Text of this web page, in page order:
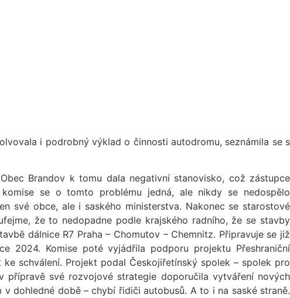
i podrobný výklad o činnosti autodromu, seznámila se s
Brandov k tomu dala negativní stanovisko, což zástupce
se o tomto problému jedná, ale nikdy se nedospělo
své obce, ale i saského ministerstva. Nakonec se starostové
že to nedopadne podle krajského radního, že se stavby
dálnice R7 Praha – Chomutov – Chemnitz. Připravuje se již
Komise poté vyjádřila podporu projektu Přeshraniční
schválení. Projekt podal Českojiřetínský spolek – spolek pro
přípravě své rozvojové strategie doporučila vytváření nových
dohledné době – chybí řidiči autobusů. A to i na saské straně.